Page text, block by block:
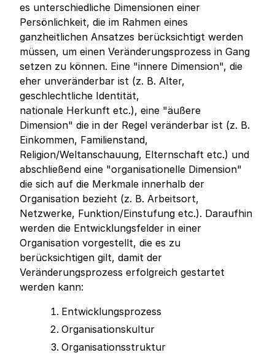
es unterschiedliche Dimensionen einer
Persönlichkeit, die im Rahmen eines
ganzheitlichen Ansatzes berücksichtigt werden
müssen, um einen Veränderungsprozess in Gang
setzen zu können. Eine "innere Dimension", die
eher unveränderbar ist (z. B. Alter,
geschlechtliche Identität,
nationale Herkunft etc.), eine "äußere
Dimension" die in der Regel veränderbar ist (z. B.
Einkommen, Familienstand,
Religion/Weltanschauung, Elternschaft etc.) und
abschließend eine "organisationelle Dimension"
die sich auf die Merkmale innerhalb der
Organisation bezieht (z. B. Arbeitsort,
Netzwerke, Funktion/Einstufung etc.). Daraufhin
werden die Entwicklungsfelder in einer
Organisation vorgestellt, die es zu
berücksichtigen gilt, damit der
Veränderungsprozess erfolgreich gestartet
werden kann:
Entwicklungsprozess
Organisationskultur
Organisationsstruktur